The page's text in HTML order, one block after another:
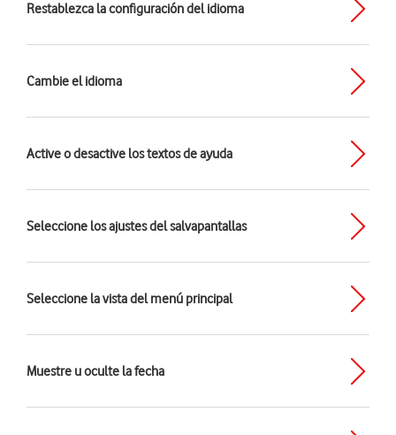
Restablezca la configuración del idioma
Cambie el idioma
Active o desactive los textos de ayuda
Seleccione los ajustes del salvapantallas
Seleccione la vista del menú principal
Muestre u oculte la fecha